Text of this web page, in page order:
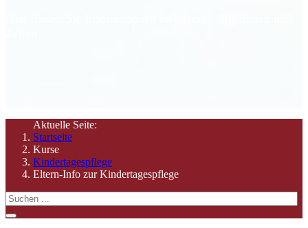
Aktuelle Seite:
Startseite
Kurse
Kindertagespflege
Eltern-Info zur Kindertagespflege